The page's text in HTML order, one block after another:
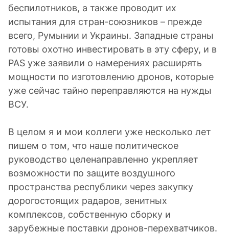
беспилотников, а также проводит их
испытания для стран-союзников – прежде
всего, Румынии и Украины. Западные страны
готовы охотно инвестировать в эту сферу, и в
PAS уже заявили о намерениях расширять
мощности по изготовлению дронов, которые
уже сейчас тайно переправляются на нужды
ВСУ.
В целом я и мои коллеги уже несколько лет
пишем о том, что наше политическое
руководство целенаправленно укрепляет
возможности по защите воздушного
пространства республики через закупку
дорогостоящих радаров, зенитных
комплексов, собственную сборку и
зарубежные поставки дронов-перехватчиков.